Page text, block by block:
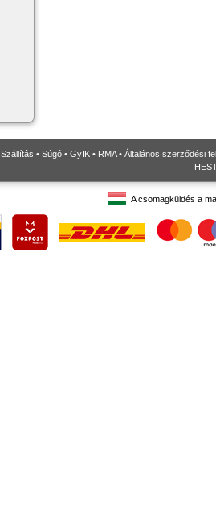
Szállítás • Súgó • GyIK • RMA• Általános szerződési
A csomagküldés a